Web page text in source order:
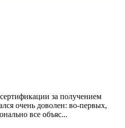
за получением
очень доволен: во-первых,
все объяс...